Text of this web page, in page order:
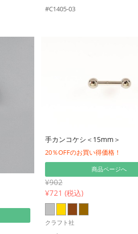
#C1405-03
手カンコケシ＜15mm＞
20％OFFのお買い得価格！
商品ページへ
¥902
¥721 (税込)
クラフト社